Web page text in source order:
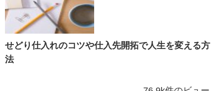
せどり仕入れのコツや仕入先開拓で人生を変える方
法